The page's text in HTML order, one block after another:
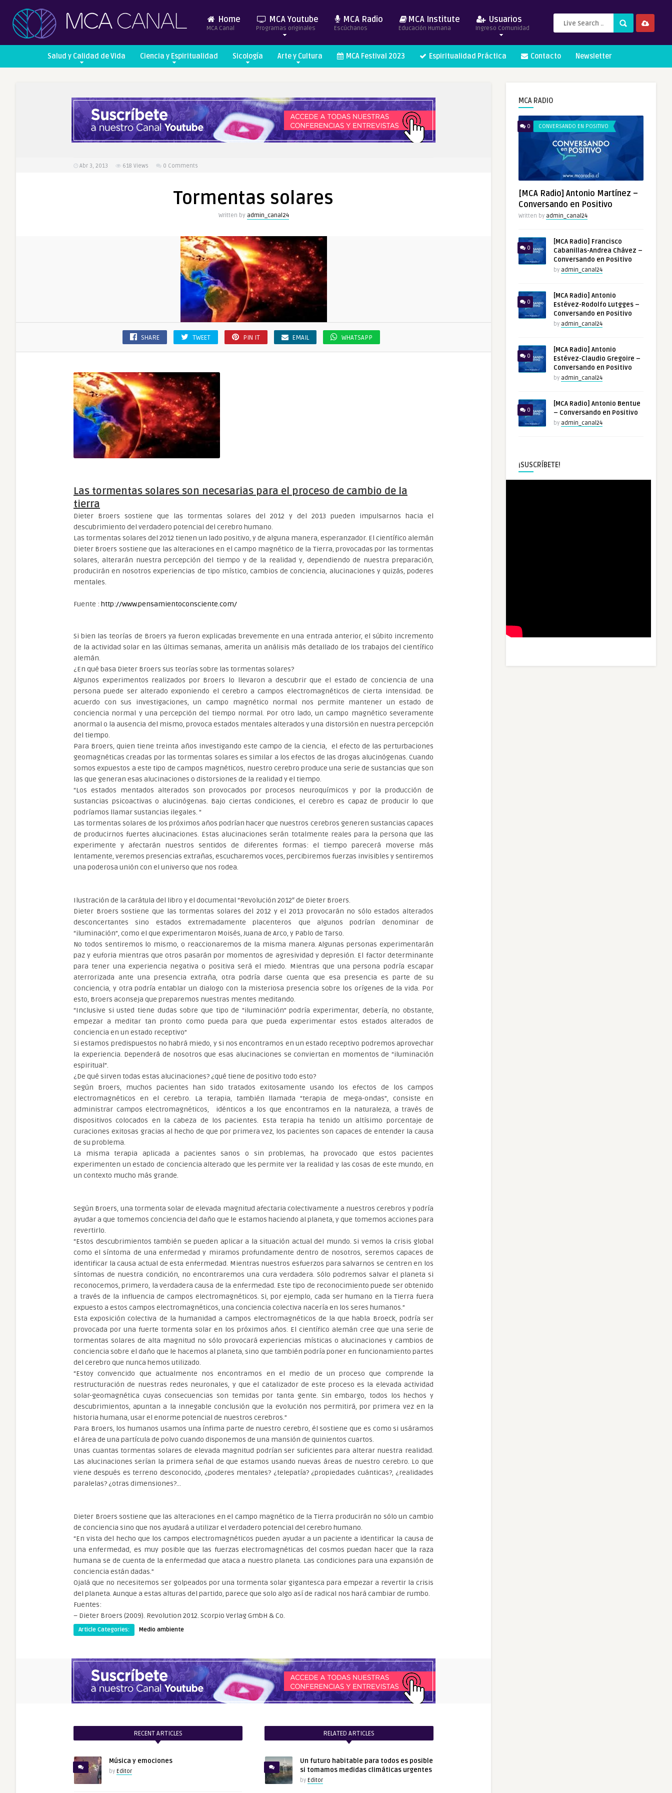
Home
MCA Canal
MCA Youtube
Programas originales
MCA Radio
Escúchanos
MCA Institute
Educación Humana
Usuarios
Ingreso Comunidad
Salud y Calidad de Vida Ciencia y Espiritualidad Sicología Arte y Cultura MCA Festival 2023 Espiritualidad Práctica Contacto Newsletter
Abr 3, 2013 618 Views 0 Comments
Tormentas solares
Written by admin_canal24
SHARE TWEET PIN IT EMAIL WHATSAPP
Las tormentas solares son necesarias para el proceso de cambio de la
tierra
Dieter Broers sostiene que las tormentas solares del 2012 y del 2013 pueden impulsarnos hacia el
descubrimiento del verdadero potencial del cerebro humano.
Las tormentas solares del 2012 tienen un lado positivo, y de alguna manera, esperanzador. El científico alemán
Dieter Broers sostiene que las alteraciones en el campo magnético de la Tierra, provocadas por las tormentas
solares, alterarán nuestra percepción del tiempo y de la realidad y, dependiendo de nuestra preparación,
producirán en nosotros experiencias de tipo místico, cambios de conciencia, alucinaciones y quizás, poderes
mentales.
Fuente : http://www.pensamientoconsciente.com/
Si bien las teorías de Broers ya fueron explicadas brevemente en una entrada anterior, el súbito incremento
de la actividad solar en las últimas semanas, amerita un análisis más detallado de los trabajos del científico
alemán.
¿En qué basa Dieter Broers sus teorías sobre las tormentas solares?
Algunos experimentos realizados por Broers lo llevaron a descubrir que el estado de conciencia de una
persona puede ser alterado exponiendo el cerebro a campos electromagnéticos de cierta intensidad. De
acuerdo con sus investigaciones, un campo magnético normal nos permite mantener un estado de
conciencia normal y una percepción del tiempo normal. Por otro lado, un campo magnético severamente
anormal o la ausencia del mismo, provoca estados mentales alterados y una distorsión en nuestra percepción
del tiempo.
Para Broers, quien tiene treinta años investigando este campo de la ciencia, el efecto de las perturbaciones
geomagnéticas creadas por las tormentas solares es similar a los efectos de las drogas alucinógenas. Cuando
somos expuestos a este tipo de campos magnéticos, nuestro cerebro produce una serie de sustancias que son
las que generan esas alucinaciones o distorsiones de la realidad y el tiempo.
“Los estados mentados alterados son provocados por procesos neuroquímicos y por la producción de
sustancias psicoactivas o alucinógenas. Bajo ciertas condiciones, el cerebro es capaz de producir lo que
podríamos llamar sustancias ilegales. “
Las tormentas solares de los próximos años podrían hacer que nuestros cerebros generen sustancias capaces
de producirnos fuertes alucinaciones. Estas alucinaciones serán totalmente reales para la persona que las
experimente y afectarán nuestros sentidos de diferentes formas: el tiempo parecerá moverse más
lentamente, veremos presencias extrañas, escucharemos voces, percibiremos fuerzas invisibles y sentiremos
una poderosa unión con el universo que nos rodea.
Ilustración de la carátula del libro y el documental “Revolución 2012″ de Dieter Broers.
Dieter Broers sostiene que las tormentas solares del 2012 y el 2013 provocarán no sólo estados alterados
desconcertantes sino estados extremadamente placenteros que algunos podrían denominar de
“iluminación”, como el que experimentaron Moisés, Juana de Arco, y Pablo de Tarso.
No todos sentiremos lo mismo, o reaccionaremos de la misma manera. Algunas personas experimentarán
paz y euforia mientras que otros pasarán por momentos de agresividad y depresión. El factor determinante
para tener una experiencia negativa o positiva será el miedo. Mientras que una persona podría escapar
aterrorizada ante una presencia extraña, otra podría darse cuenta que esa presencia es parte de su
conciencia, y otra podría entablar un dialogo con la misteriosa presencia sobre los orígenes de la vida. Por
esto, Broers aconseja que preparemos nuestras mentes meditando.
“Inclusive si usted tiene dudas sobre que tipo de “iluminación” podría experimentar, debería, no obstante,
empezar a meditar tan pronto como pueda para que pueda experimentar estos estados alterados de
conciencia en un estado receptivo”
Si estamos predispuestos no habrá miedo, y si nos encontramos en un estado receptivo podremos aprovechar
la experiencia. Dependerá de nosotros que esas alucinaciones se conviertan en momentos de “iluminación
espiritual”.
¿De qué sirven todas estas alucinaciones? ¿qué tiene de positivo todo esto?
Según Broers, muchos pacientes han sido tratados exitosamente usando los efectos de los campos
electromagnéticos en el cerebro. La terapia, también llamada “terapia de mega-ondas”, consiste en
administrar campos electromagnéticos, idénticos a los que encontramos en la naturaleza, a través de
dispositivos colocados en la cabeza de los pacientes. Esta terapia ha tenido un altísimo porcentaje de
curaciones exitosas gracias al hecho de que por primera vez, los pacientes son capaces de entender la causa
de su problema.
La misma terapia aplicada a pacientes sanos o sin problemas, ha provocado que estos pacientes
experimenten un estado de conciencia alterado que les permite ver la realidad y las cosas de este mundo, en
un contexto mucho más grande.
Según Broers, una tormenta solar de elevada magnitud afectaria colectivamente a nuestros cerebros y podría
ayudar a que tomemos conciencia del daño que le estamos haciendo al planeta, y que tomemos acciones para
revertirlo.
“Estos descubrimientos también se pueden aplicar a la situación actual del mundo. Si vemos la crisis global
como el síntoma de una enfermedad y miramos profundamente dentro de nosotros, seremos capaces de
identificar la causa actual de esta enfermedad. Mientras nuestros esfuerzos para salvarnos se centren en los
síntomas de nuestra condición, no encontraremos una cura verdadera. Sólo podremos salvar el planeta si
reconocemos, primero, la verdadera causa de la enfermedad. Este tipo de reconocimiento puede ser obtenido
a través de la influencia de campos electromagnéticos. Si, por ejemplo, cada ser humano en la Tierra fuera
expuesto a estos campos electromagnéticos, una conciencia colectiva nacería en los seres humanos.”
Esta exposición colectiva de la humanidad a campos electromagnéticos de la que habla Broeck, podría ser
provocada por una fuerte tormenta solar en los próximos años. El científico alemán cree que una serie de
tormentas solares de alta magnitud no sólo provocará experiencias místicas o alucinaciones y cambios de
conciencia sobre el daño que le hacemos al planeta, sino que también podría poner en funcionamiento partes
del cerebro que nunca hemos utilizado.
“Estoy convencido que actualmente nos encontramos en el medio de un proceso que comprende la
restructuración de nuestras redes neuronales, y que el catalizador de este proceso es la elevada actividad
solar-geomagnética cuyas consecuencias son temidas por tanta gente. Sin embargo, todos los hechos y
descubrimientos, apuntan a la innegable conclusión que la evolución nos permitirá, por primera vez en la
historia humana, usar el enorme potencial de nuestros cerebros.”
Para Broers, los humanos usamos una ínfima parte de nuestro cerebro, él sostiene que es como si usáramos
el área de una partícula de polvo cuando disponemos de una mansión de quinientos cuartos.
Unas cuantas tormentas solares de elevada magnitud podrían ser suficientes para alterar nuestra realidad.
Las alucinaciones serían la primera señal de que estamos usando nuevas áreas de nuestro cerebro. Lo que
viene después es terreno desconocido, ¿poderes mentales? ¿telepatía? ¿propiedades cuánticas?, ¿realidades
paralelas? ¿otras dimensiones?…
Dieter Broers sostiene que las alteraciones en el campo magnético de la Tierra producirán no sólo un cambio
de conciencia sino que nos ayudará a utilizar el verdadero potencial del cerebro humano.
“En vista del hecho que los campos electromagnéticos pueden ayudar a un paciente a identificar la causa de
una enfermedad, es muy posible que las fuerzas electromagnéticas del cosmos puedan hacer que la raza
humana se de cuenta de la enfermedad que ataca a nuestro planeta. Las condiciones para una expansión de
conciencia están dadas.”
Ojalá que no necesitemos ser golpeados por una tormenta solar gigantesca para empezar a revertir la crisis
del planeta. Aunque a estas alturas del partido, parece que solo algo así de radical nos hará cambiar de rumbo.
Fuentes:
– Dieter Broers (2009). Revolution 2012. Scorpio Verlag GmbH & Co.
Article Categories: Medio ambiente
RECENT ARTICLES
Música y emociones
by Editor
RELATED ARTICLES
Un futuro habitable para todos es posible
si tomamos medidas climáticas urgentes
by Editor
MCA RADIO
0 CONVERSANDO EN POSITIVO
[MCA Radio] Antonio Martínez –
Conversando en Positivo
Written by admin_canal24
0
[MCA Radio] Francisco
Cabanillas-Andrea Chávez –
Conversando en Positivo
by admin_canal24
0
[MCA Radio] Antonio
Estévez-Rodolfo Lutgges –
Conversando en Positivo
by admin_canal24
0
[MCA Radio] Antonio
Estévez-Claudio Gregoire –
Conversando en Positivo
by admin_canal24
0
[MCA Radio] Antonio Bentue
– Conversando en Positivo
by admin_canal24
¡SUSCRÍBETE!